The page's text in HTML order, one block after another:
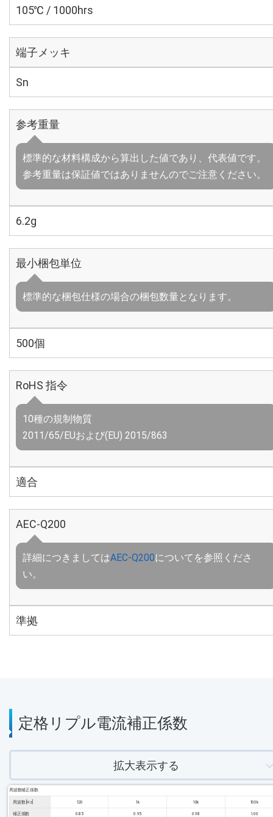
105℃ / 1000hrs
端子メッキ
Sn
参考重量
標準的な材料構成から算出した値であり、代表値です。
参考重量は保証値ではありませんのでご注意ください。
6.2g
最小梱包単位
標準的な梱包仕様の場合の梱包数量となります。
500個
RoHS 指令
10種の規制物質
2011/65/EUおよび(EU) 2015/863
適合
AEC-Q200
詳細につきましてはAEC-Q200についてを参照くださ
い。
準拠
定格リプル電流補正係数
拡大表示する
周波数補正係数
周波数 [Hz] 120 1k 10k 100k
補正係数 0.85 0.95 0.98 1.00